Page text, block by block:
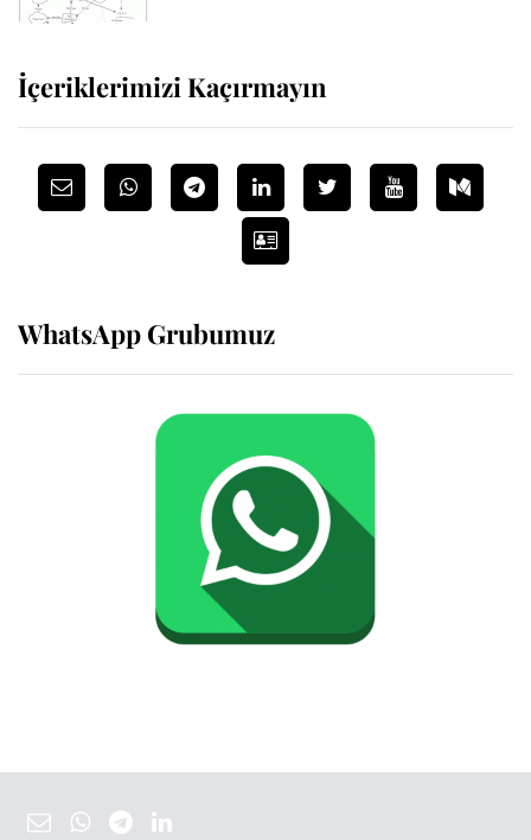
İçeriklerimizi Kaçırmayın
WhatsApp Grubumuz